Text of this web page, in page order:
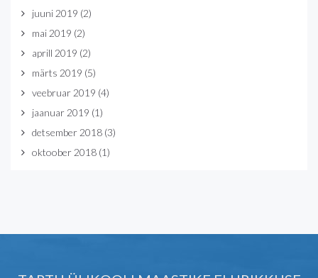
juuni 2019 (2)
mai 2019 (2)
aprill 2019 (2)
märts 2019 (5)
veebruar 2019 (4)
jaanuar 2019 (1)
detsember 2018 (3)
oktoober 2018 (1)